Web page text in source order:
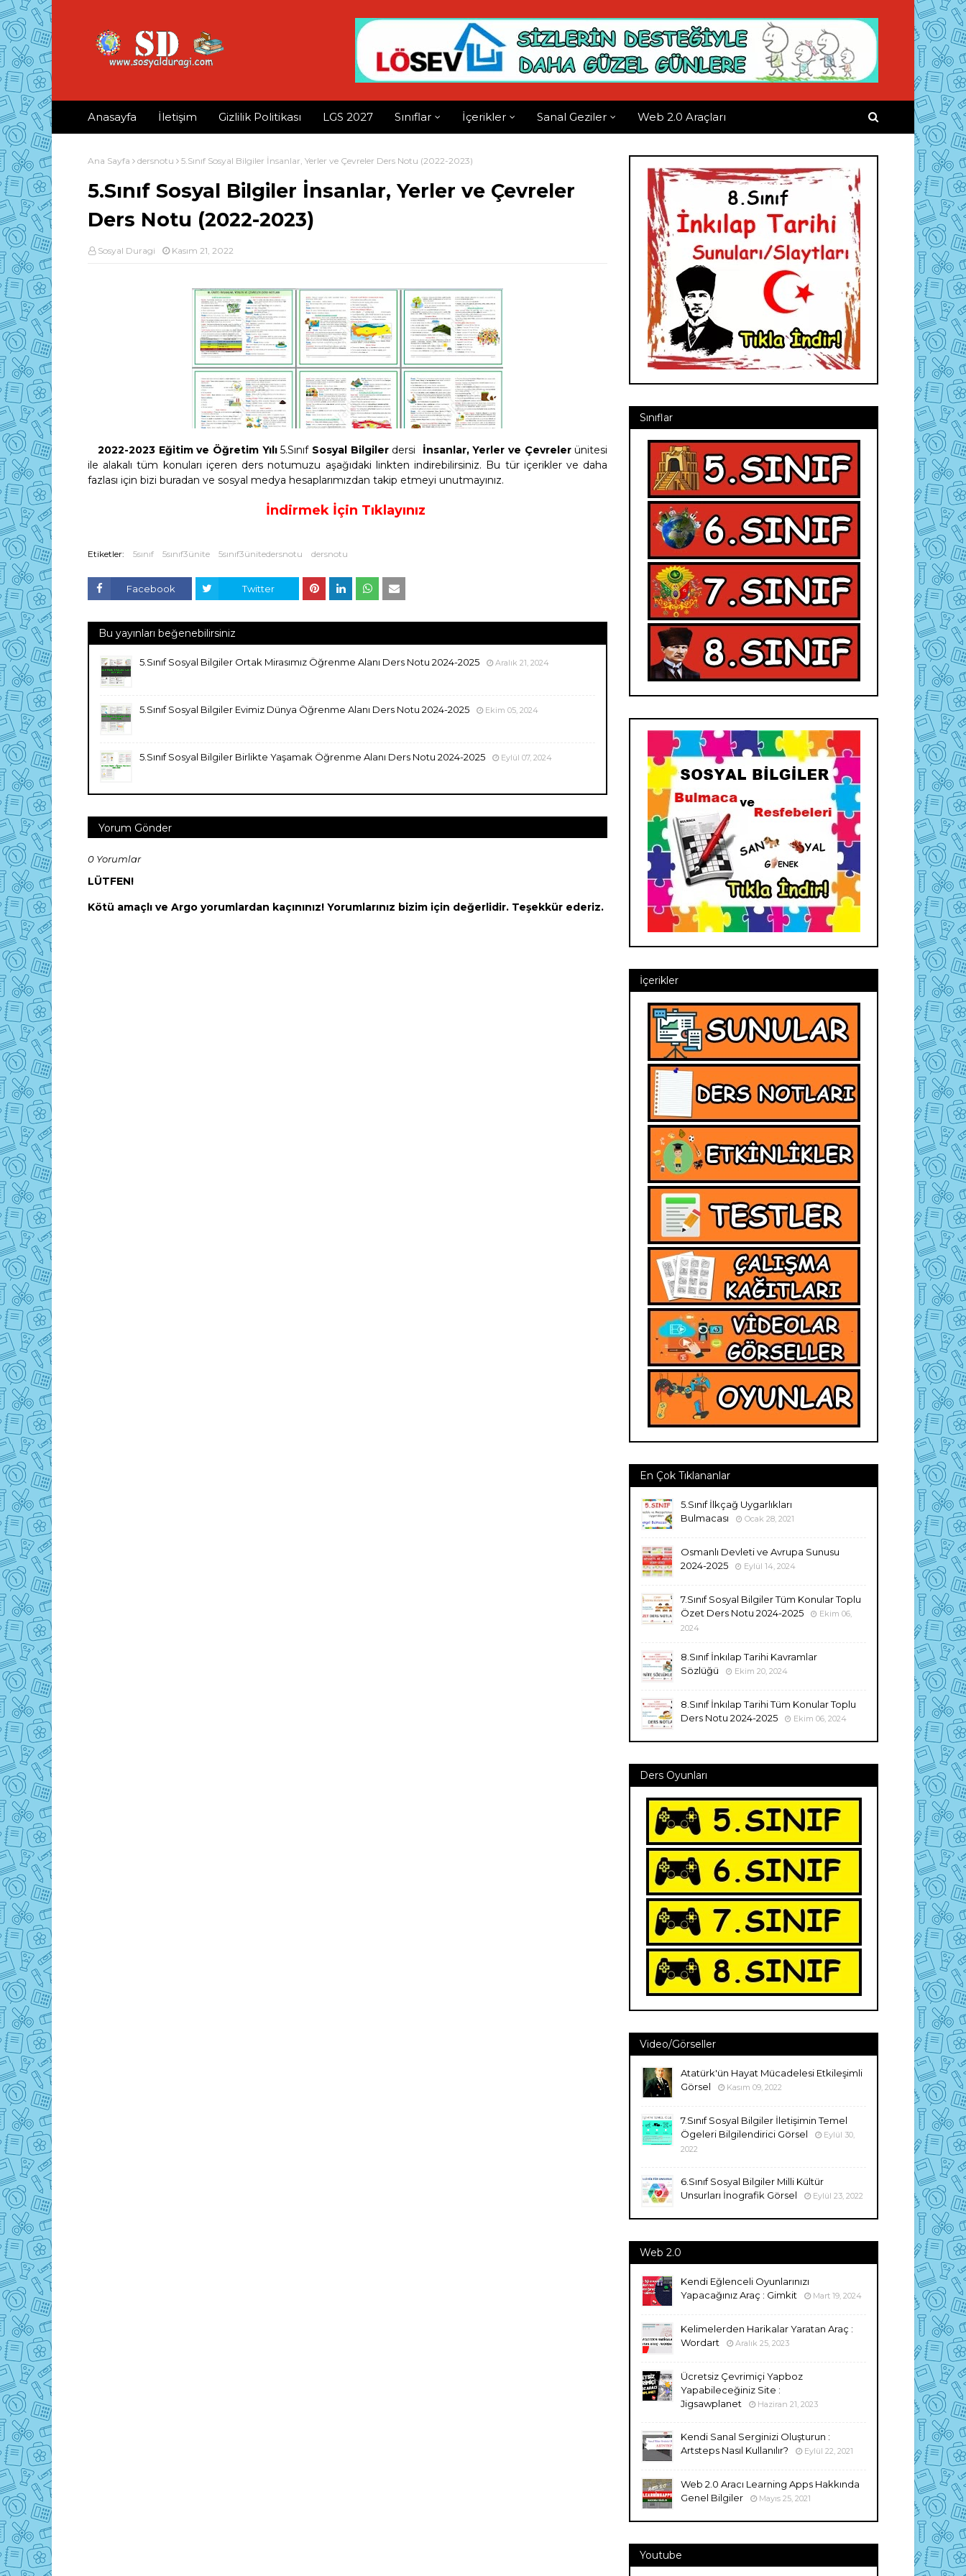
Anasayfa İletişim Gizlilik Politikası LGS 2027 Sınıflar İçerikler Sanal Geziler Web 2.0 Araçları
Ana Sayfa dersnotu 5.Sınıf Sosyal Bilgiler İnsanlar, Yerler ve Çevreler Ders Notu (2022-2023)
5.Sınıf Sosyal Bilgiler İnsanlar, Yerler ve Çevreler
Ders Notu (2022-2023)
Sosyal Duragi Kasım 21, 2022
2022-2023 Eğitim ve Öğretim Yılı5.Sınıf Sosyal Bilgilerdersi İnsanlar, Yerler ve Çevrelerünitesi
ile alakalı tüm konuları içeren ders notumuzu aşağıdaki linkten indirebilirsiniz. Bu tür içerikler ve daha
fazlası için bizi buradan ve sosyal medya hesaplarımızdan takip etmeyi unutmayınız.
İndirmek İçin Tıklayınız
Etiketler: 5sınıf 5sınıf3ünite 5sınıf3ünitedersnotu dersnotu
Facebook Twitter
Bu yayınları beğenebilirsiniz
5.Sınıf Sosyal Bilgiler Ortak Mirasımız Öğrenme Alanı Ders Notu 2024-2025 Aralık 21, 2024
5.Sınıf Sosyal Bilgiler Evimiz Dünya Öğrenme Alanı Ders Notu 2024-2025 Ekim 05, 2024
5.Sınıf Sosyal Bilgiler Birlikte Yaşamak Öğrenme Alanı Ders Notu 2024-2025 Eylül 07, 2024
Yorum Gönder
0 Yorumlar
LÜTFEN!
Kötü amaçlı ve Argo yorumlardan kaçınınız! Yorumlarınız bizim için değerlidir. Teşekkür ederiz.
Sınıflar
İçerikler
En Çok Tıklananlar
5.Sınıf İlkçağ Uygarlıkları
Bulmacası
Ocak 28, 2021
Osmanlı Devleti ve Avrupa Sunusu
2024-2025
Eylül 14, 2024
7.Sınıf Sosyal Bilgiler Tüm Konular Toplu
Özet Ders Notu 2024-2025
Ekim 06,
2024
8.Sınıf İnkılap Tarihi Kavramlar
Sözlüğü
Ekim 20, 2024
8.Sınıf İnkılap Tarihi Tüm Konular Toplu
Ders Notu 2024-2025
Ekim 06, 2024
Ders Oyunları
Video/Görseller
Atatürk'ün Hayat Mücadelesi Etkileşimli
Görsel
Kasım 09, 2022
7.Sınıf Sosyal Bilgiler İletişimin Temel
Ögeleri Bilgilendirici Görsel
Eylül 30,
2022
6.Sınıf Sosyal Bilgiler Milli Kültür
Unsurları İnografik Görsel
Eylül 23, 2022
Web 2.0
Kendi Eğlenceli Oyunlarınızı
Yapacağınız Araç : Gimkit
Mart 19, 2024
Kelimelerden Harikalar Yaratan Araç :
Wordart
Aralık 25, 2023
Ücretsiz Çevrimiçi Yapboz
Yapabileceğiniz Site :
Jigsawplanet
Haziran 21, 2023
Kendi Sanal Serginizi Oluşturun :
Artsteps Nasıl Kullanılır?
Eylül 22, 2021
Web 2.0 Aracı Learning Apps Hakkında
Genel Bilgiler
Mayıs 25, 2021
Youtube